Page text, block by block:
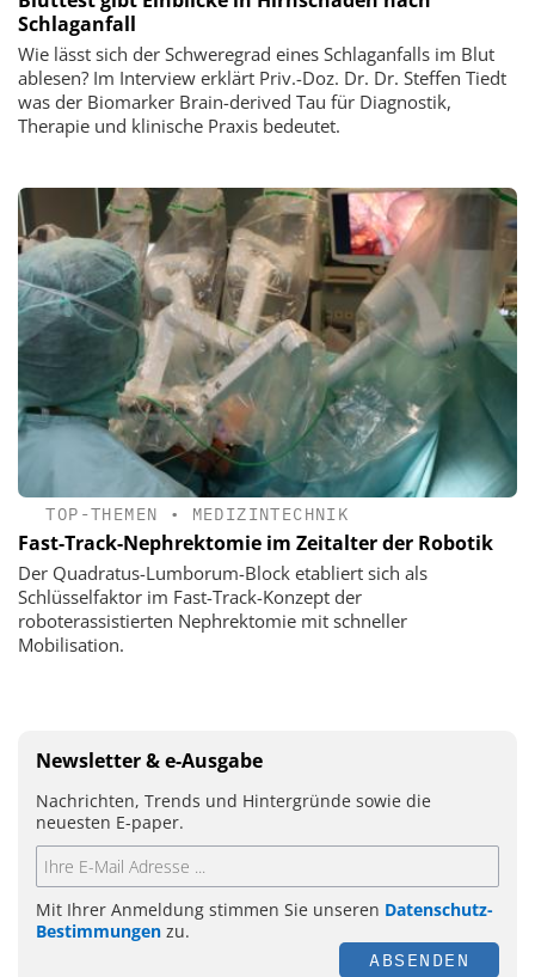
Schlaganfall
Wie lässt sich der Schweregrad eines Schlaganfalls im Blut
ablesen? Im Interview erklärt Priv.-Doz. Dr. Dr. Steffen Tiedt
was der Biomarker Brain-derived Tau für Diagnostik,
Therapie und klinische Praxis bedeutet.
TOP-THEMEN • MEDIZINTECHNIK
Fast-Track-Nephrektomie im Zeitalter der Robotik
Der Quadratus-Lumborum-Block etabliert sich als
Schlüsselfaktor im Fast-Track-Konzept der
roboterassistierten Nephrektomie mit schneller
Mobilisation.
Newsletter & e-Ausgabe
Nachrichten, Trends und Hintergründe sowie die
neuesten E-paper.
Mit Ihrer Anmeldung stimmen Sie unseren Datenschutz-
Bestimmungen zu.
ABSENDEN